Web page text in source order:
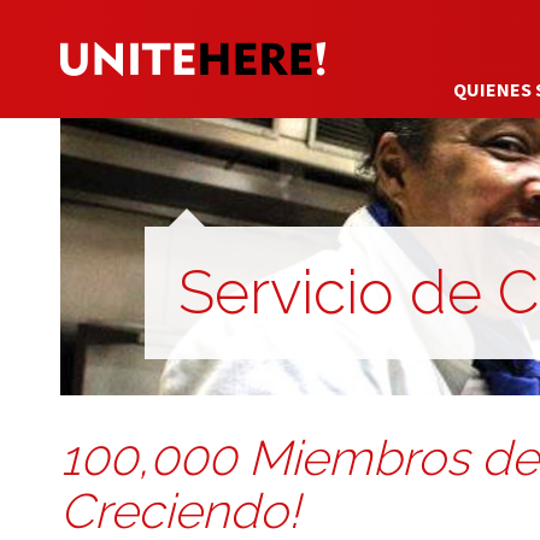
QUIENES
Servicio de
100,000 Miembros
Creciendo!